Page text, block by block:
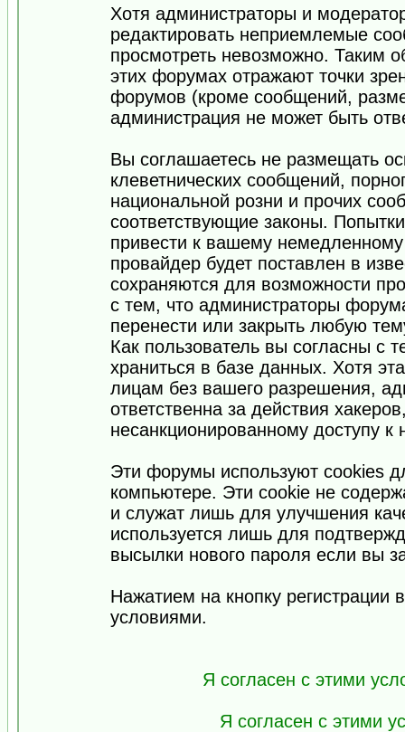
Хотя администраторы и
редактировать неприемлемые
просмотреть невозможно. Таким
этих форумах отражают точки
форумов (кроме сообщений,
администрация не может быть
Вы соглашаетесь не размещать
клеветнических сообщений,
национальной розни и прочих
соответствующие законы.
привести к вашему
провайдер будет поставлен в
сохраняются для возможности
с тем, что администраторы
перенести или закрыть любую
Как пользователь вы согласны с
храниться в базе данных. Хотя
лицам без вашего разрешения,
ответственна за действия
несанкционированному доступу к
Эти форумы используют cookies
компьютере. Эти cookie не
и служат лишь для улучшения
используется лишь для
высылки нового пароля если вы
Нажатием на кнопку регистрации
условиями.
Я согласен с этими
Я согласен с этими